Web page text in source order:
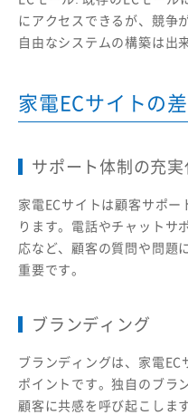
にアクセスできるが、競争
自由なシステムの構築は出
家電ECサイトの
サポート体制の充
家電ECサイトは顧客サポ
ります。電話やチャットサ
応など、顧客の質問や問題
重要です。
ブランディング
ブランディングは、家電
ポイントです。独自のブラ
顧客に共感を呼び起こします